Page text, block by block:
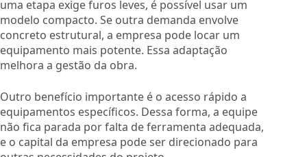
uma etapa exige furos leves, é possível usar um
modelo compacto. Se outra demanda envolve
concreto estrutural, a empresa pode locar um
equipamento mais potente. Essa adaptação
melhora a gestão da obra.
Outro benefício importante é o acesso rápido a
equipamentos específicos. Dessa forma, a equipe
não fica parada por falta de ferramenta adequada,
e o capital da empresa pode ser direcionado para